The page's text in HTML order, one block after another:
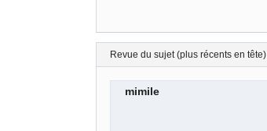
Revue du sujet (plus récents en tête)
mimile